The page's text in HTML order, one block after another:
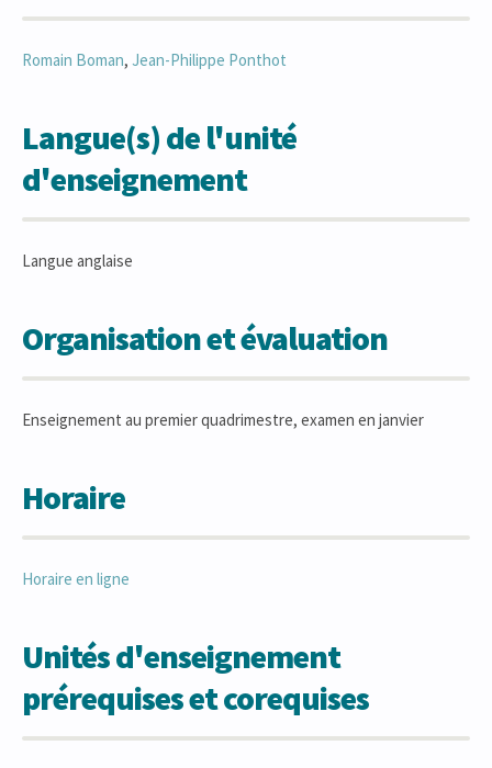
Romain Boman, Jean-Philippe Ponthot
Langue(s) de l'unité
d'enseignement
Langue anglaise
Organisation et évaluation
Enseignement au premier quadrimestre, examen en janvier
Horaire
Horaire en ligne
Unités d'enseignement
prérequises et corequises